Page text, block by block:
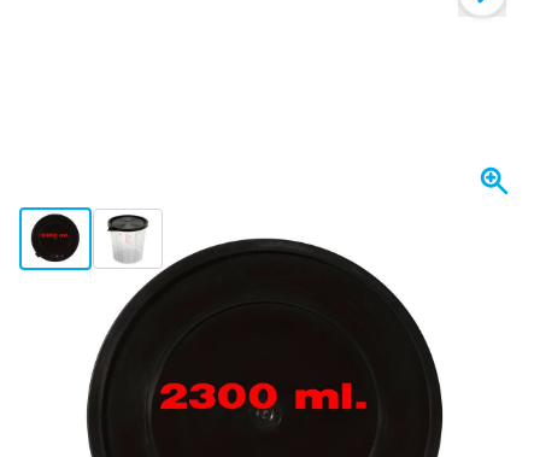
View larger imageView larger image
Se envía hoy
19€ incl. IVA
Cantidad